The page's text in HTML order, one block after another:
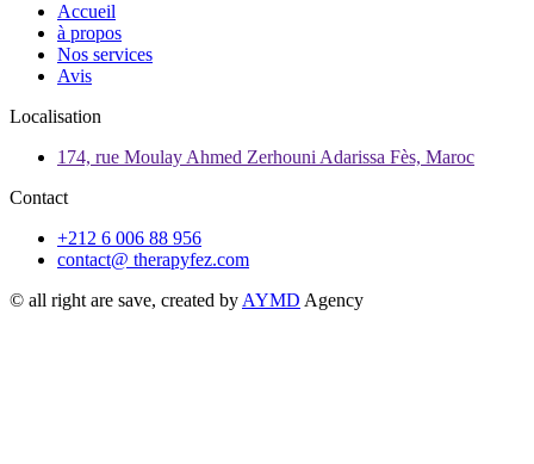
Accueil
à propos
Nos services
Avis
Localisation
174, rue Moulay Ahmed Zerhouni Adarissa Fès, Maroc
Contact
+212 6 006 88 956
contact@ therapyfez.com
© all right are save, created by AYMD Agency